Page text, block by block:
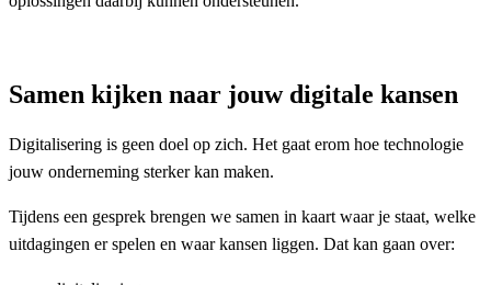
Samen kijken naar jouw digitale kansen
Digitalisering is geen doel op zich. Het gaat erom hoe technologie
jouw onderneming sterker kan maken.
Tijdens een gesprek brengen we samen in kaart waar je staat, welke
uitdagingen er spelen en waar kansen liggen. Dat kan gaan over: